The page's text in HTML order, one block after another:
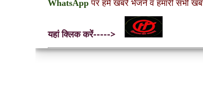
WhatsApp पर हमें खबरें भेजने व हमारी सभी
यहां क्लिक करें----->